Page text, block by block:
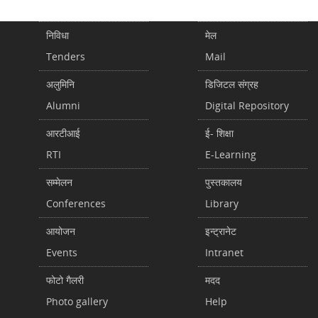
निविधा
Tenders
अलुमिनि
Alumni
आरटीआई
RTI
सम्मेलन
Conferences
आयोजन
Events
फोटो गैलरी
Photo gallery
मेल
Mail
डिजिटल संग्रह
Digital Repository
ई- शिक्षा
E-Learning
पुस्तकालय
Library
इन्ट्रानेट
Intranet
मदद
Help